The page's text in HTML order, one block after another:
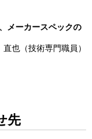
メーカースペックの
（技術専門職員）
先